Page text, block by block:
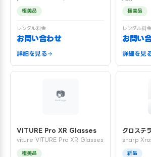
極美品
レンタル料金
お問い合わせ
詳細を見る
極美品
レンタル料金
お問い
詳細を見
VITURE Pro XR Glasses
viture VITURE Pro XR Glasses
極美品
クロステ
sharp
新品